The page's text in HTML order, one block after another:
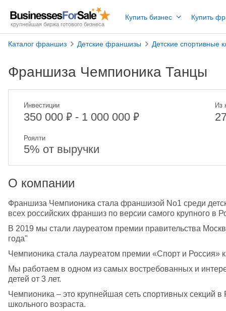
крупнейшая биржа готового бизнеса
Купить бизнес Купить
Каталог франшиз Детские франшизы Детские спортивные
Франшиза Чемпионика Танцы
Инвестиции
350 000 ₽ - 1 000 000 ₽
Из
Роялти
5% от выручки
О компании
Франшиза Чемпионика стала франшизой No1 среди
всех российских франшиз по версии самого крупного в
В 2019 мы стали лауреатом премии правительства
года"
Чемпионика стала лауреатом премии «Спорт и Россия»
Мы работаем в одном из самых востребованных и
детей от 3 лет.
Чемпионика – это крупнейшая сеть спортивных секций
школьного возраста.